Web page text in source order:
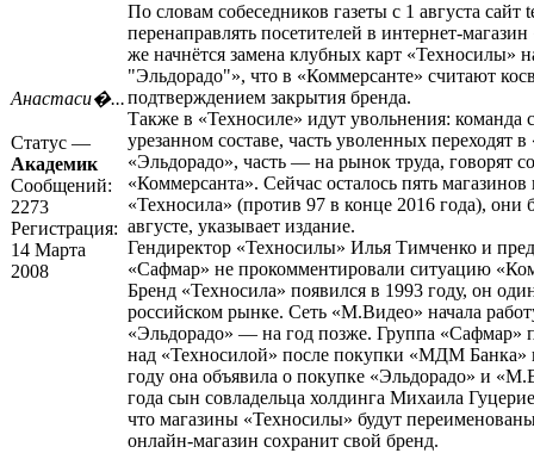
Анастаси�...
Статус —
Академик
Сообщений:
2273
Регистрация:
14 Марта
2008
По словам собеседников газеты с 1 августа сайт
перенаправлять посетителей в интернет-
же начнётся замена клубных карт «Техносилы»
"Эльдорадо"», что в «Коммерсанте» считают
подтверждением закрытия бренда.
Также в «Техносиле» идут увольнения: команда
урезанном составе, часть уволенных переходят
«Эльдорадо», часть — на рынок труда, говорят
«Коммерсанта». Сейчас осталось пять
«Техносила» (против 97 в конце 2016 года), они
августе, указывает издание.
Гендиректор «Техносилы» Илья Тимченко и
«Сафмар» не прокомментировали ситуацию
Бренд «Техносила» появился в 1993 году, он
российском рынке. Сеть «М.Видео» начала
«Эльдорадо» — на год позже. Группа «Сафмар»
над «Техносилой» после покупки «МДМ Банка»
году она объявила о покупке «Эльдорадо» и
года сын совладельца холдинга Михаила
что магазины «Техносилы» будут
онлайн-магазин сохранит свой бренд.